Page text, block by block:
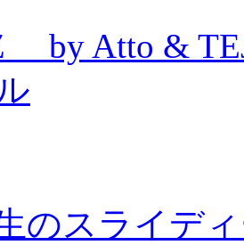
by Atto &
のスライデ